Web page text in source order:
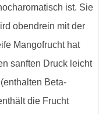
ist. Sie
obendrein mit der
Mangofrucht hat
sanften Druck leicht
Beta-
die Frucht